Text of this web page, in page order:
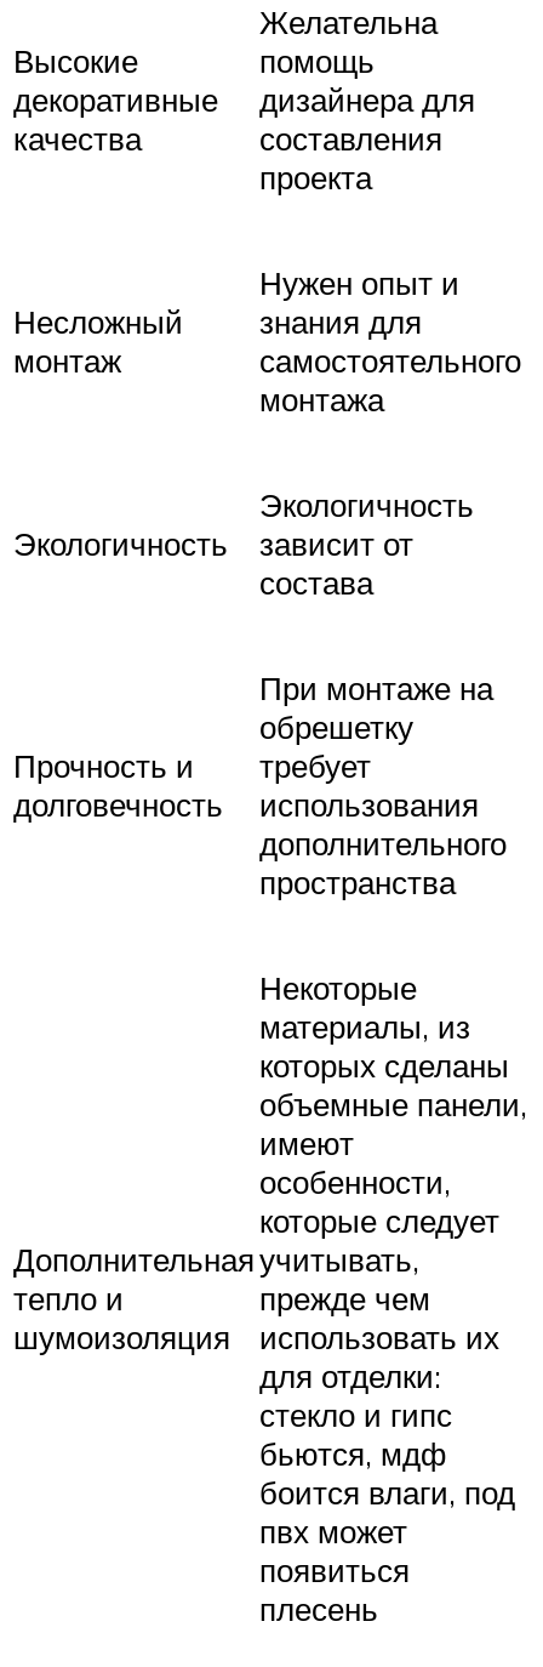
Высокие
декоративные
качества
Желательна
помощь
дизайнера для
составления
проекта
Несложный
монтаж
Нужен опыт и
знания для
самостоятельного
монтажа
Экологичность
Экологичность
зависит от
состава
Прочность и
долговечность
При монтаже на
обрешетку
требует
использования
дополнительного
пространства
Дополнительная
тепло и
шумоизоляция
Некоторые
материалы, из
которых сделаны
объемные панели,
имеют
особенности,
которые следует
учитывать,
прежде чем
использовать их
для отделки:
стекло и гипс
бьются, мдф
боится влаги, под
пвх может
появиться
плесень